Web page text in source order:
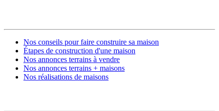
Nos conseils pour faire construire sa maison
Étapes de construction d'une maison
Nos annonces terrains à vendre
Nos annonces terrains + maisons
Nos réalisations de maisons